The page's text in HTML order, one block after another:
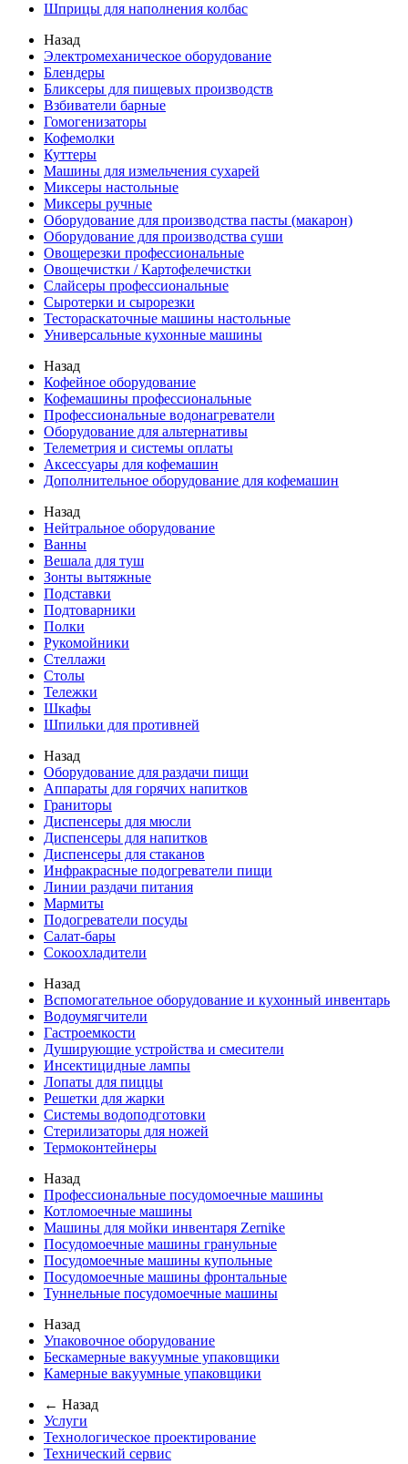
Шприцы для наполнения колбас
Назад
Электромеханическое оборудование
Блендеры
Бликсеры для пищевых производств
Взбиватели барные
Гомогенизаторы
Кофемолки
Куттеры
Машины для измельчения сухарей
Миксеры настольные
Миксеры ручные
Оборудование для производства пасты (макарон)
Оборудование для производства суши
Овощерезки профессиональные
Овощечистки / Картофелечистки
Слайсеры профессиональные
Сыротерки и сырорезки
Тестораскаточные машины настольные
Универсальные кухонные машины
Назад
Кофейное оборудование
Кофемашины профессиональные
Профессиональные водонагреватели
Оборудование для альтернативы
Телеметрия и системы оплаты
Аксессуары для кофемашин
Дополнительное оборудование для кофемашин
Назад
Нейтральное оборудование
Ванны
Вешала для туш
Зонты вытяжные
Подставки
Подтоварники
Полки
Рукомойники
Стеллажи
Столы
Тележки
Шкафы
Шпильки для противней
Назад
Оборудование для раздачи пищи
Аппараты для горячих напитков
Граниторы
Диспенсеры для мюсли
Диспенсеры для напитков
Диспенсеры для стаканов
Инфракрасные подогреватели пищи
Линии раздачи питания
Мармиты
Подогреватели посуды
Салат-бары
Сокоохладители
Назад
Вспомогательное оборудование и кухонный инвентарь
Водоумягчители
Гастроемкости
Душирующие устройства и смесители
Инсектицидные лампы
Лопаты для пиццы
Решетки для жарки
Системы водоподготовки
Стерилизаторы для ножей
Термоконтейнеры
Назад
Профессиональные посудомоечные машины
Котломоечные машины
Машины для мойки инвентаря Zernike
Посудомоечные машины гранульные
Посудомоечные машины купольные
Посудомоечные машины фронтальные
Туннельные посудомоечные машины
Назад
Упаковочное оборудование
Бескамерные вакуумные упаковщики
Камерные вакуумные упаковщики
← Назад
Услуги
Технологическое проектирование
Технический сервис